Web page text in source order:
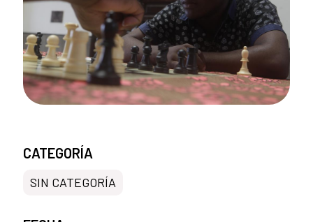
CATEGORÍA
SIN CATEGORÍA